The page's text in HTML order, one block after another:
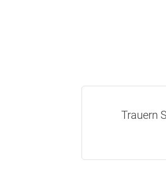
Trauern